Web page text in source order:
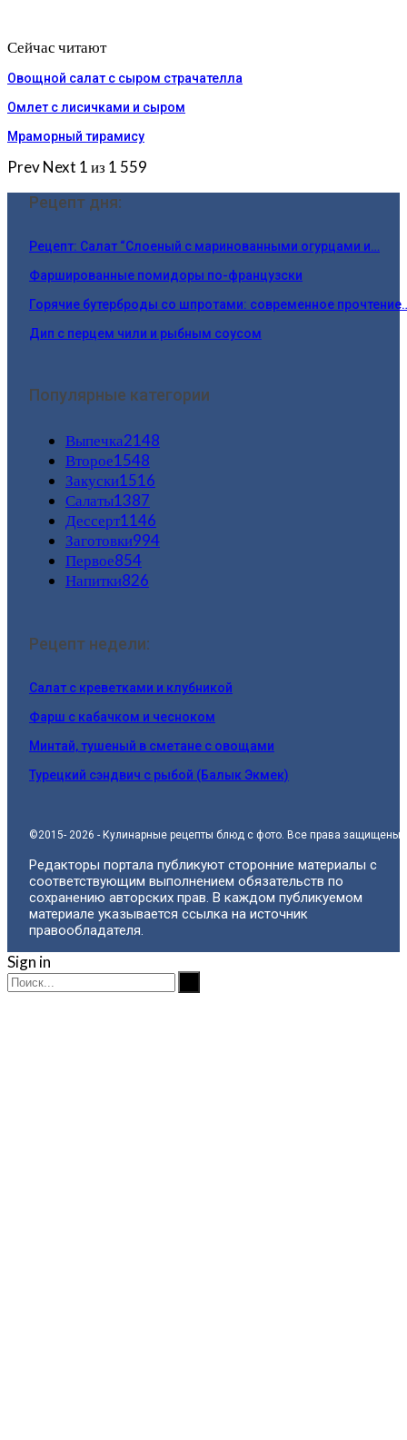
Сейчас читают
Овощной салат с сыром страчателла
Омлет с лисичками и сыром
Мраморный тирамису
PrevNext 1 из 1 559
Рецепт дня:
Рецепт: Салат “Слоеный с маринованными огурцами и…
Фаршированные помидоры по-французски
Горячие бутерброды со шпротами: современное
Дип с перцем чили и рыбным соусом
Популярные категории
Выпечка2148
Второе1548
Закуски1516
Салаты1387
Дессерт1146
Заготовки994
Первое854
Напитки826
Рецепт недели:
Салат с креветками и клубникой
Фарш с кабачком и чесноком
Минтай, тушеный в сметане с овощами
Турецкий сэндвич с рыбой (Балык Экмек)
©2015- 2026 - Кулинарные рецепты блюд с фото. Все права защищены.
Редакторы портала публикуют сторонние материалы с
соответствующим выполнением обязательств по
сохранению авторских прав. В каждом публикуемом
материале указывается ссылка на источник
правообладателя.
Sign in